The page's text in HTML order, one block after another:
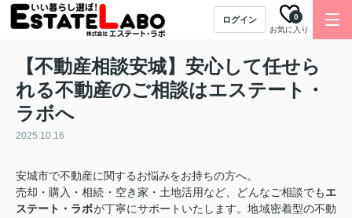
ログイン
お気に入り
0
【不動産相談安城】安心して任せら
れる不動産のご相談はエステート・
ラボへ
2025.10.16
安城市で不動産に関するお悩みをお持ちの方へ。
売却・購入・相続・空き家・土地活用など、どんなご相談でもエ
ステート・ラボが丁寧にサポートいたします。地域密着型の不動